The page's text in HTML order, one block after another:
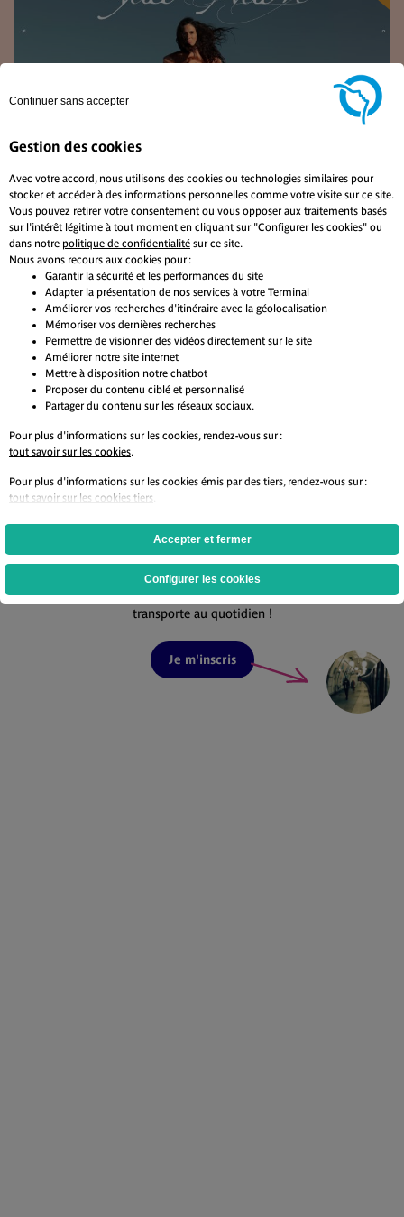
Tentez de gagner 3×2 places pour le concert
de Yael Naim à l’Olympia !
Je participe
Ne ratez aucune actualité
grâce ànotre newsletter
La newsletter qui vous
transporte au quotidien !
Je m'inscris
Gestion des cookies
Avec votre accord, nous utilisons des cookies ou technologies similaires pour
stocker et accéder à des informations personnelles comme votre visite sur ce site.
Vous pouvez retirer votre consentement ou vous opposer aux traitements basés
sur l'intérêt légitime à tout moment en cliquant sur "Configurer les cookies" ou
dans notre politique de confidentialité sur ce site.
Nous avons recours aux cookies pour :
Garantir la sécurité et les performances du site
Adapter la présentation de nos services à votre Terminal
Améliorer vos recherches d'itinéraire avec la géolocalisation
Mémoriser vos dernières recherches
Permettre de visionner des vidéos directement sur le site
Améliorer notre site internet
Mettre à disposition notre chatbot
Proposer du contenu ciblé et personnalisé
Partager du contenu sur les réseaux sociaux.
Pour plus d'informations sur les cookies, rendez-vous sur :
tout savoir sur les cookies.
Pour plus d'informations sur les cookies émis par des tiers, rendez-vous sur :
tout savoir sur les cookies tiers
Continuer sans accepter
Configurer les cookies
Accepter et fermer